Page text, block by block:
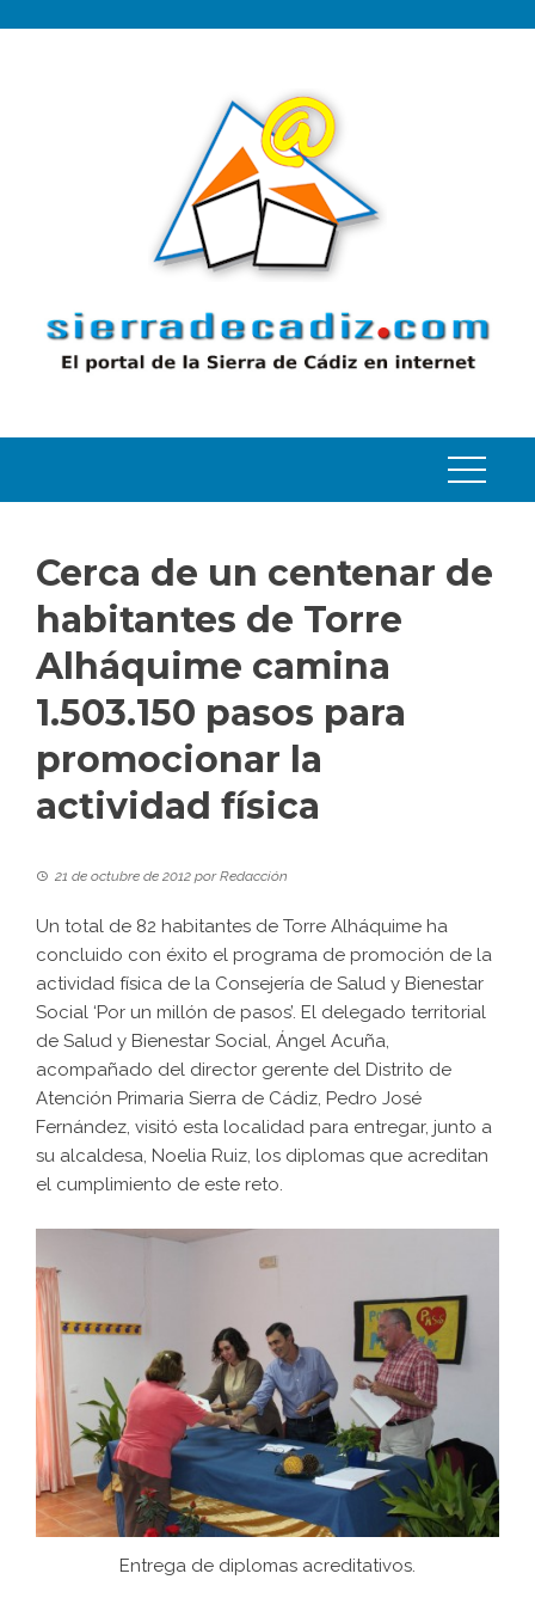
Cerca de un centenar de
habitantes de Torre
Alháquime camina
1.503.150 pasos para
promocionar la
actividad física
21 de octubre de 2012 porRedacción
Un total de 82 habitantes de Torre Alháquime ha
concluido con éxito el programa de promoción de la
actividad física de la Consejería de Salud y Bienestar
Social ‘Por un millón de pasos’. El delegado territorial
de Salud y Bienestar Social, Ángel Acuña,
acompañado del director gerente del Distrito de
Atención Primaria Sierra de Cádiz, Pedro José
Fernández, visitó esta localidad para entregar, junto a
su alcaldesa, Noelia Ruiz, los diplomas que acreditan
el cumplimiento de este reto.
Entrega de diplomas acreditativos.